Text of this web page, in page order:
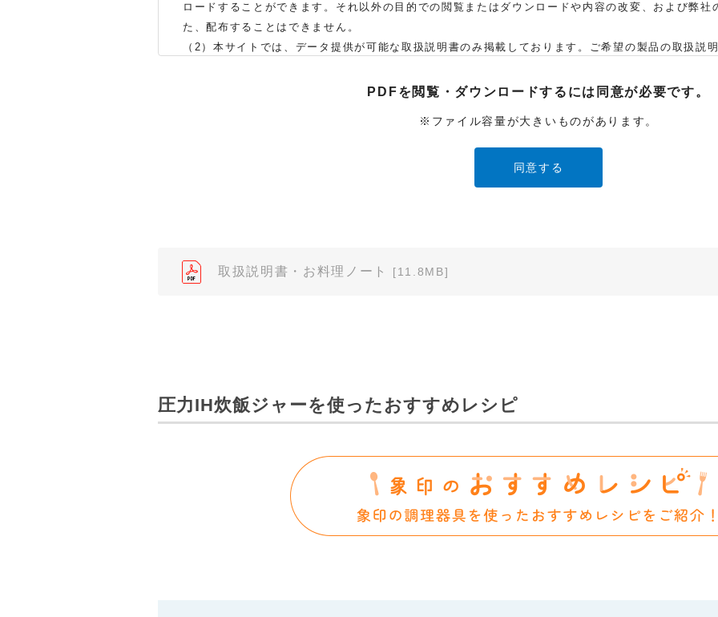
ロードすることができます。それ以外の目的での閲覧またはダウンロードや内容の改変、および弊社
た、配布することはできません。
（2）本サイトでは、データ提供が可能な取扱説明書のみ掲載しております。ご希望の製品の取扱説
体の生産中止などの理由により、当該製品の取扱説明書をご提供できない場合がありますので、あら
（※）みまもりほっとラインサービスでご使用されている専用の製品（レンタル品）につきましては
」に直接お問い合わせくださいますようお願いします。
されている取扱説明書の内容と異なる場合がありますので、あらかじめご了承ください。
みまもりほっとライン相談窓口
」に直接お問い合わせくださいますようお願いします。
本サイトに情報を掲載する際には、細心の注意を払っておりますが、以下の点について、弊社は何ら
はありません。あらかじめご了承ください。
・掲載された情報が全て正確であり、有用であり、安全であること。
・掲載された情報が常に最新のものであること。
PDFを閲覧・ダウンロードするには 同意が必要です。
※ファイル容量が大きいものがあります。
取扱説明書・お料理ノート [11.8MB]
圧力IH炊飯ジャーを使ったおすすめレシピ